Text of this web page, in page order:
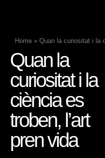
Home » Quan la curiositat i la
Quan la
curiositat i la
ciència es
troben, l’art
pren vida